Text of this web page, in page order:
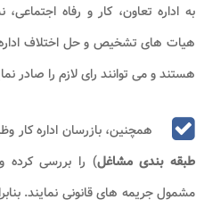
به اداره تعاون، کار و رفاه
هیات ‌های تشخیص و حل اختلاف
هستند و می ‌توانند رای لازم را صادر
همچنین، بازرسان اداره کار
طبقه بندی مشاغل) را بررسی کرده
مشمول جریمه ‌های قانونی نمایند.